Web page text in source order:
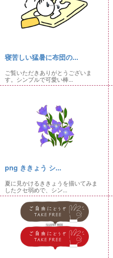
寝苦しい猛暑に布団の...
ご覧いただきありがとうございま
す。シンプルで可愛い棒...
png ききょう シ...
夏に見かけるききょうを描いてみま
したクセ弱めで、シン...